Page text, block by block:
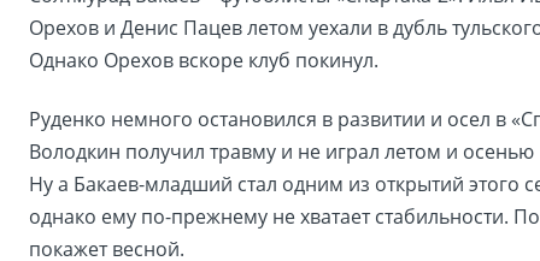
Орехов и Денис Пацев летом уехали в дубль
Однако Орехов вскоре клуб покинул.
Руденко немного остановился в развитии и осел в
Володкин получил травму и не играл летом и осенью
Ну а Бакаев-младший стал одним из открытий этого
однако ему по-прежнему не хватает стабильности.
покажет весной.